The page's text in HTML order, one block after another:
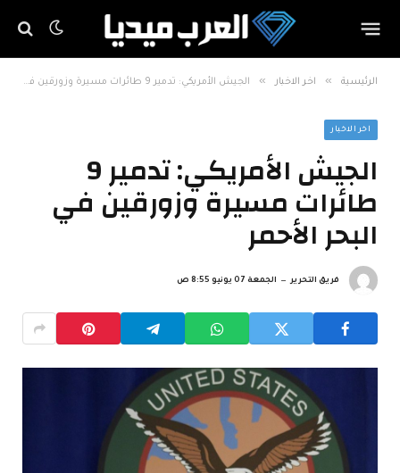
الرئيسية » اخر الاخبار » الجيش الأمريكي: تدمير 9 طائرات مسيرة وزورقين في البحر الأحمر
اخر الاخبار
الجيش الأمريكي: تدمير 9
طائرات مسيرة وزورقين في
البحر الأحمر
فريق التحرير الجمعة 07 يونيو 8:55 ص